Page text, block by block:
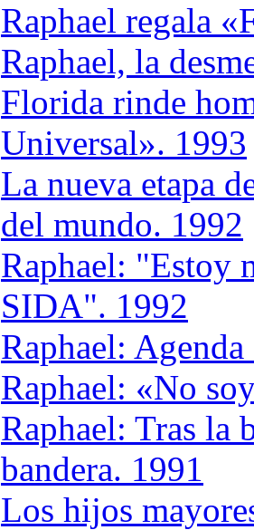
Raphael regala
Raphael, la
Florida rinde
Universal». 1993
La nueva etapa
del mundo. 1992
Raphael: "Estoy
SIDA". 1992
Raphael:
Raphael: «No
Raphael: Tras la
bandera. 1991
Los hijos